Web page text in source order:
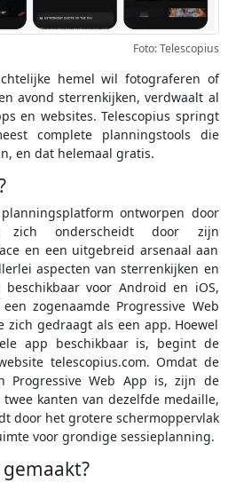
Foto: Telescopius
hemel wil fotograferen of
avond sterrenkijken, verdwaalt al
en websites. Telescopius springt
complete planningstools die
en dat helemaal gratis.
ontworpen door
zich onderscheidt door zijn
en een uitgebreid arsenaal aan
aspecten van sterrenkijken en
voor Android en iOS,
zogenaamde Progressive Web
zich gedraagt als een app. Hoewel
app beschikbaar is, begint de
telescopius.com. Omdat de
Progressive Web App is, zijn de
kanten van dezelfde medaille,
door het grotere schermoppervlak
voor grondige sessieplanning.